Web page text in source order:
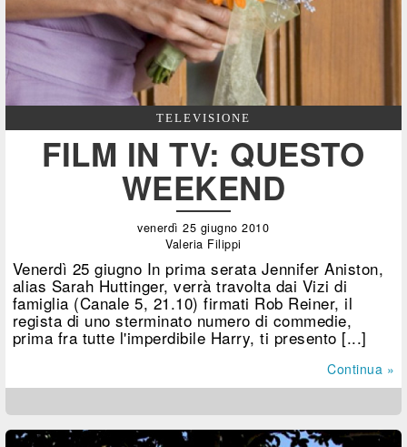
TELEVISIONE
FILM IN TV: QUESTO
WEEKEND
venerdì 25 giugno 2010
Valeria Filippi
Venerdì 25 giugno In prima serata Jennifer Aniston,
alias Sarah Huttinger, verrà travolta dai Vizi di
famiglia (Canale 5, 21.10) firmati Rob Reiner, il
regista di uno sterminato numero di commedie,
prima fra tutte l'imperdibile Harry, ti presento [...]
Continua »